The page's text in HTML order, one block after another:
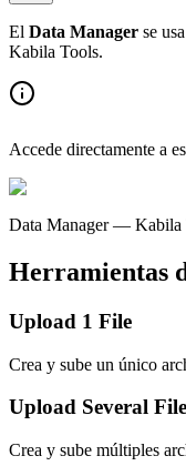
El Data Manager se
Kabila Tools.
Accede directamente a
Data Manager — Kabila
Herramientas
Upload 1 File
Crea y sube un único
Upload Several
Crea y sube múltiples